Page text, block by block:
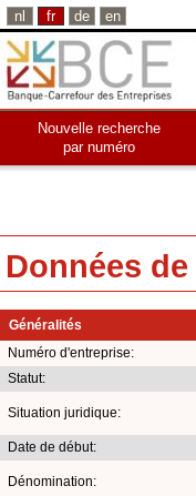
nl fr de en
Nouvelle recherche
par numéro
Données
Généralités
Numéro d'entreprise:
Statut:
Situation juridique:
Date de début:
Dénomination: